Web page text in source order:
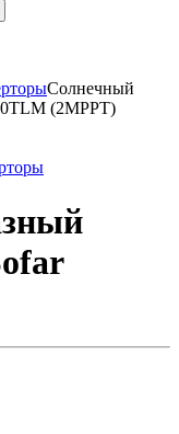
Солнечный
(2MPPT)